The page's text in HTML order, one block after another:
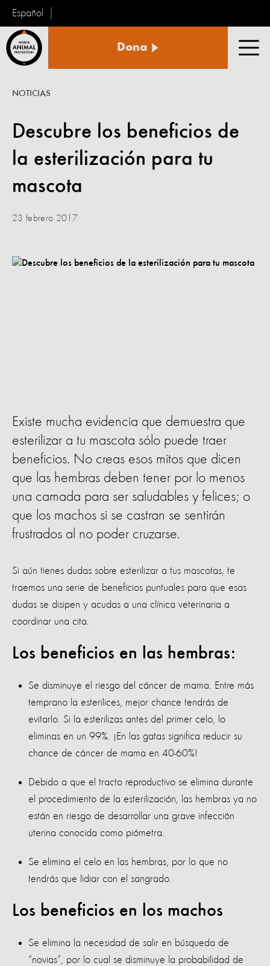
Español
Animal
Dona
Descubre los beneficios de
la esterilización para tu
mascota
NOTICIAS
23 febrero 2017
Existe mucha evidencia que demuestra que
esterilizar a tu mascota sólo puede traer
beneficios. No creas esos mitos que dicen
que las hembras deben tener por lo menos
una camada para ser saludables y felices; o
que los machos si se castran se sentirán
frustrados al no poder cruzarse.
Si aún tienes dudas sobre esterilizar a tus mascotas, te
traemos una serie de beneficios puntuales para que esas
dudas se disipen y acudas a una clínica veterinaria a
coordinar una cita.
Los beneficios en las hembras:
Se disminuye el riesgo del cáncer de mama. Entre más
temprano la esterilices, mejor chance tendrás de
evitarlo. Si la esterilizas antes del primer celo, lo
eliminas en un 99%. ¡En las gatas significa reducir su
chance de cáncer de mama en 40-60%!
Debido a que el tracto reproductivo se elimina durante
el procedimiento de la esterilización, las hembras ya no
están en riesgo de desarrollar una grave infección
uterina conocida como piómetra.
Se elimina el celo en las hembras, por lo que no
tendrás que lidiar con el sangrado.
Los beneficios en los machos
Se elimina la necesidad de salir en búsqueda de
“novias”, por lo cual se disminuye la probabilidad de